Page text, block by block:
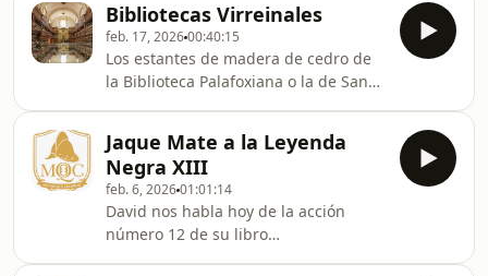
Bibliotecas Virreinales
feb. 17, 202600:40:15
Los estantes de madera de cedro de
la Biblioteca Palafoxiana o la de San
alejada del mero ejercicio de
conquista, fuerza y explotación.Hoy
vamos a descubrir cómo España
construyó una infraestructura
intelectual sin precedentes, fundando
instituciones de excelencia que, en
Jaque Mate a la Leyenda
Negra XIII
feb. 6, 202601:01:14
David nos habla hoy de la acción
número 12 de su libro